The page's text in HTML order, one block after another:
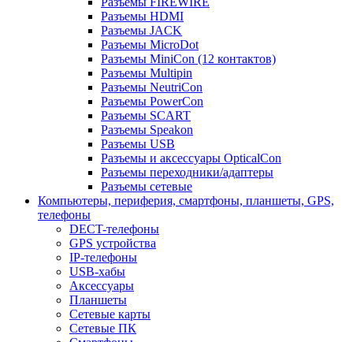
Разъемы HDMI
Разъемы JACK
Разъемы MicroDot
Разъемы MiniCon (12 контактов)
Разъемы Multipin
Разъемы NeutriCon
Разъемы PowerCon
Разъемы SCART
Разъемы Speakon
Разъемы USB
Разъемы и аксессуары OpticalCon
Разъемы переходники/адаптеры
Разъемы сетевые
Компьютеры, периферия, смартфоны, планшеты, GPS,
телефоны
DECT-телефоны
GPS устройства
IP-телефоны
USB-хабы
Аксессуары
Планшеты
Сетевые карты
Сетевые ПК